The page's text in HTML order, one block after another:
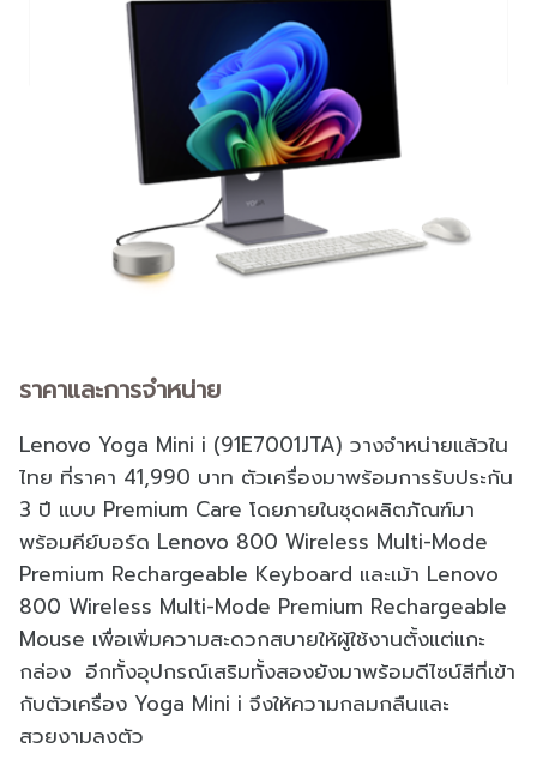
ราคาและการจำหน่าย
Lenovo Yoga Mini i (91E7001JTA) วางจำหน่ายแล้วใน
ไทย ที่ราคา 41,990 บาท ตัวเครื่องมาพร้อมการรับประกัน
3 ปี แบบ Premium Care โดยภายในชุดผลิตภัณฑ์มา
พร้อมคีย์บอร์ด Lenovo 800 Wireless Multi-Mode
Premium Rechargeable Keyboard และเม้า Lenovo
800 Wireless Multi-Mode Premium Rechargeable
Mouse เพื่อเพิ่มความสะดวกสบายให้ผู้ใช้งานตั้งแต่แกะ
กล่อง อีกทั้งอุปกรณ์เสริมทั้งสองยังมาพร้อมดีไซน์สีที่เข้า
กับตัวเครื่อง Yoga Mini i จึงให้ความกลมกลืนและ
สวยงามลงตัว